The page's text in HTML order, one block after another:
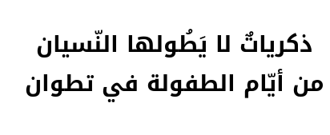
ذكرياتٌ لا يَطُولها النّسيان
من أيّام الطفولة في تطوان